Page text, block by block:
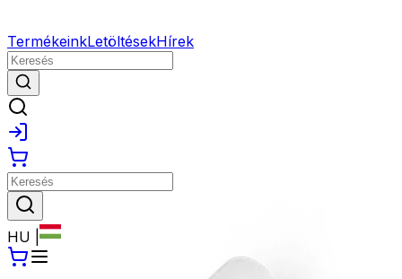
TermékeinkLetöltésekHírek
HU